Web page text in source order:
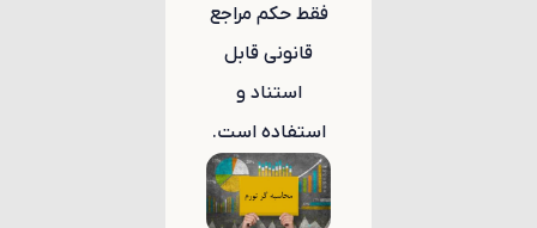
فقط حکم مراجع
قانونی قابل
استناد و
استفاده است.